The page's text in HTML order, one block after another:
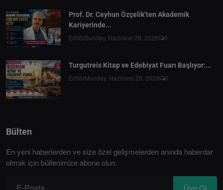
Prof. Dr. Ceyhun Özçelik’ten Akademik
Kariyerinde...
EditörSunday, Hazirane 28, 2026 0
Turgutreis Kitap ve Edebiyat Fuarı Başlıyor:...
EditörMonday, Hazirane 29, 2026 0
Bülten
En yeni haberlerden ve size özel gelişmelerden anında haberdar
olmak için bültenimize abone olun.